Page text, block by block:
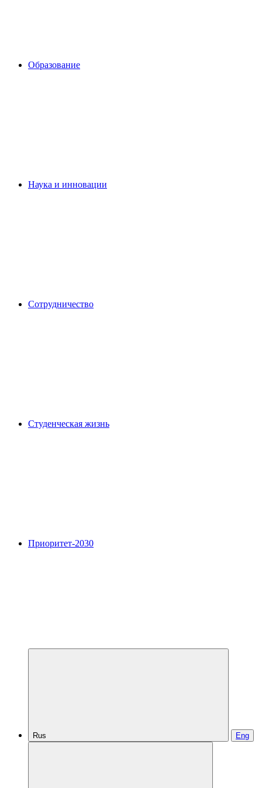
Образование
Наука и инновации
Сотрудничество
Студенческая жизнь
Приоритет-2030
Rus Eng